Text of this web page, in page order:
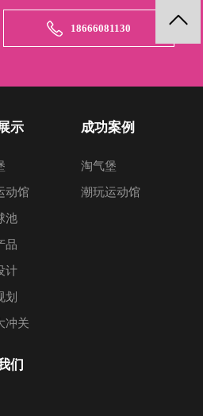
18666081130
示
动馆
池
品
计
划
冲关
成功案例
淘气堡
潮玩运动馆
们